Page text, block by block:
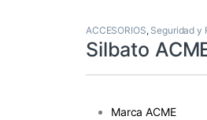
ACCESORIOS, Seguridad y
Silbato
MarcaACME